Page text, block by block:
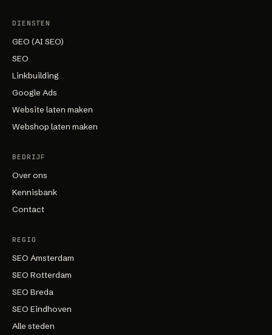
DIENSTEN
GEO (AI SEO)
SEO
Linkbuilding
Google Ads
Website laten maken
Webshop laten maken
BEDRIJF
Over ons
Kennisbank
Contact
REGIO
SEO Amsterdam
SEO Rotterdam
SEO Breda
SEO Eindhoven
Alle steden